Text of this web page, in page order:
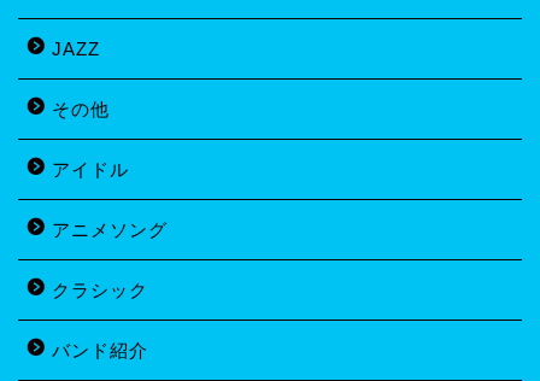
JAZZ
その他
アイドル
アニメソング
クラシック
バンド紹介